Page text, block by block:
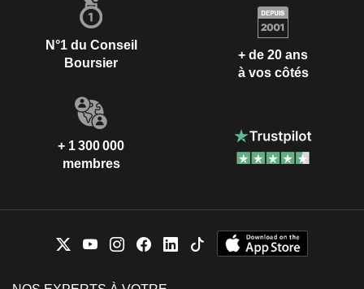
N°1 du Conseil
Boursier
+ de 20 ans
à vos côtés
+ 1 300 000
membres